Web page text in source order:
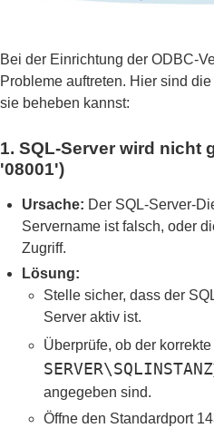
Bei der Einrichtung der ODBC-
Probleme auftreten. Hier sind
sie beheben kannst:
1. SQL-Server wird nicht
'08001')
Ursache: Der SQL-Server-
Servername ist falsch, oder
Zugriff.
Lösung:
Stelle sicher, dass der
Server aktiv ist.
Überprüfe, ob der
SERVER\SQLINSTANZ
angegeben sind.
Öffne den Standardport